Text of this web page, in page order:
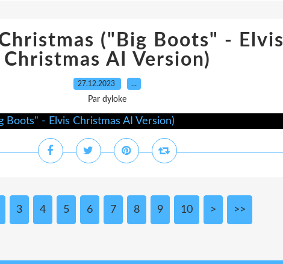
("Big Boots" - Elvis
Christmas AI Version)
27.12.2023 …
Par dyloke
3 4 5 6 7 8 9 10 > >>